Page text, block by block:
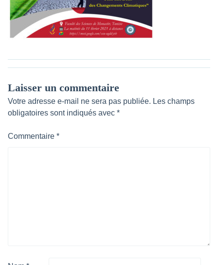
Laisser un commentaire
Votre adresse e-mail ne sera pas publiée. Les champs
obligatoires sont indiqués avec *
Commentaire *